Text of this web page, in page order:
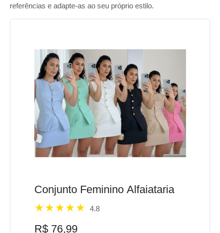
referências e adapte-as ao seu próprio estilo.
Conjunto Feminino Alfaiataria
4.8
R$ 76,99